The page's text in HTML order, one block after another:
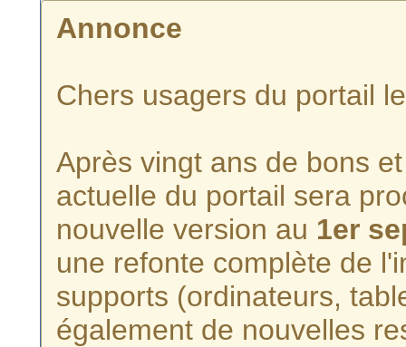
Annonce
Chers usagers du portail
Après vingt ans de bons
actuelle du portail sera
nouvelle version au 1er
une refonte complète de
supports (ordinateurs,
également de nouvelles